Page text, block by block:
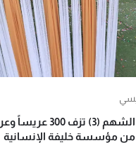
عملية الفارس الشهم
من مؤسسة خليفة الإنسانية